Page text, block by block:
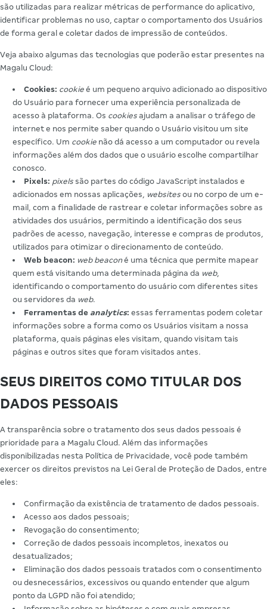
são utilizadas para realizar métricas de performance do aplicativo,
identificar problemas no uso, captar o comportamento dos Usuários
de forma geral e coletar dados de impressão de conteúdos.
Veja abaixo algumas das tecnologias que poderão estar presentes na
Magalu Cloud:
Cookies: cookie é um pequeno arquivo adicionado ao dispositivo
do Usuário para fornecer uma experiência personalizada de
acesso à plataforma. Os cookies ajudam a analisar o tráfego de
internet e nos permite saber quando o Usuário visitou um site
específico. Um cookie não dá acesso a um computador ou revela
informações além dos dados que o usuário escolhe compartilhar
conosco.
Pixels: pixels são partes do código JavaScript instalados e
adicionados em nossas aplicações, websites ou no corpo de um e-
mail, com a finalidade de rastrear e coletar informações sobre as
atividades dos usuários, permitindo a identificação dos seus
padrões de acesso, navegação, interesse e compras de produtos,
utilizados para otimizar o direcionamento de conteúdo.
Web beacon: web beaconé uma técnica que permite mapear
quem está visitando uma determinada página da web,
identificando o comportamento do usuário com diferentes sites
ou servidores da web.
Ferramentas de analytics: essas ferramentas podem coletar
informações sobre a forma como os Usuários visitam a nossa
plataforma, quais páginas eles visitam, quando visitam tais
páginas e outros sites que foram visitados antes.
SEUS DIREITOS COMO TITULAR DOS
DADOS PESSOAIS
A transparência sobre o tratamento dos seus dados pessoais é
prioridade para a Magalu Cloud. Além das informações
disponibilizadas nesta Política de Privacidade, você pode também
exercer os direitos previstos na Lei Geral de Proteção de Dados, entre
eles:
Confirmação da existência de tratamento de dados pessoais.
Acesso aos dados pessoais;
Revogação do consentimento;
Correção de dados pessoais incompletos, inexatos ou
desatualizados;
Eliminação dos dados pessoais tratados com o consentimento
ou desnecessários, excessivos ou quando entender que algum
ponto da LGPD não foi atendido;